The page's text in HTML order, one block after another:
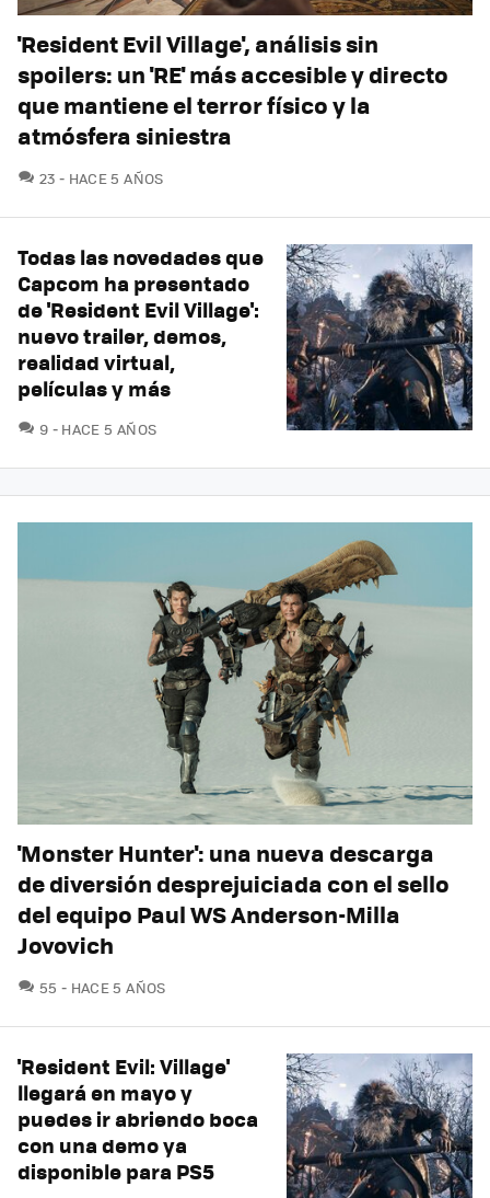
'Resident Evil Village', análisis sin
spoilers: un 'RE' más accesible y directo
que mantiene el terror físico y la
atmósfera siniestra
23 COMENTARIOS
HACE 5 AÑOS
Todas las novedades que
Capcom ha presentado
de 'Resident Evil Village':
nuevo trailer, demos,
realidad virtual,
películas y más
9 COMENTARIOS
HACE 5 AÑOS
'Monster Hunter': una nueva descarga
de diversión desprejuiciada con el sello
del equipo Paul WS Anderson-Milla
Jovovich
55 COMENTARIOS
HACE 5 AÑOS
'Resident Evil: Village'
llegará en mayo y
puedes ir abriendo boca
con una demo ya
disponible para PS5